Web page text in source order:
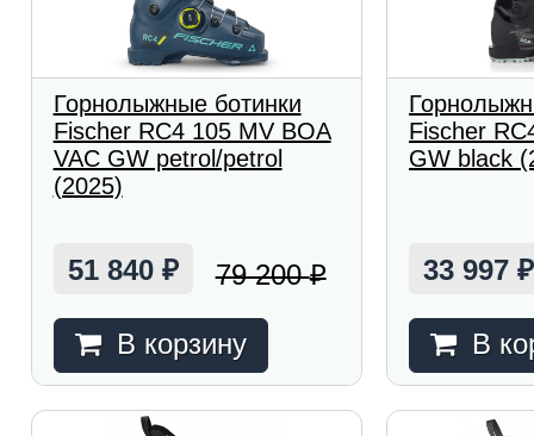
Горнолыжные ботинки
Fischer RC4 105 MV BOA
VAC GW petrol/petrol
(2025)
51 840 ₽ 79 200₽
В корзину
Fischer
GW black
33 997₽
В